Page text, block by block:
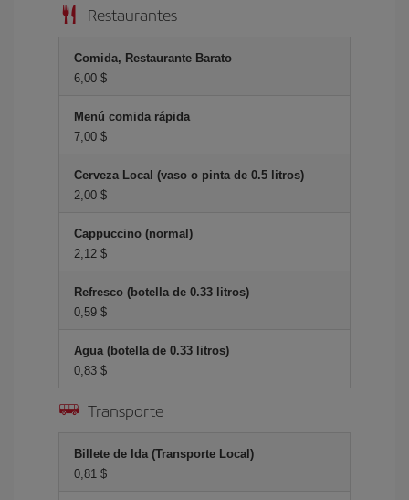
Restaurantes
Comida, Restaurante Barato
6,00 $
Menú comida rápida
7,00 $
Cerveza Local (vaso o pinta de 0.5 litros)
2,00 $
Cappuccino (normal)
2,12 $
Refresco (botella de 0.33 litros)
0,59 $
Agua (botella de 0.33 litros)
0,83 $
Transporte
Billete de Ida (Transporte Local)
0,81 $